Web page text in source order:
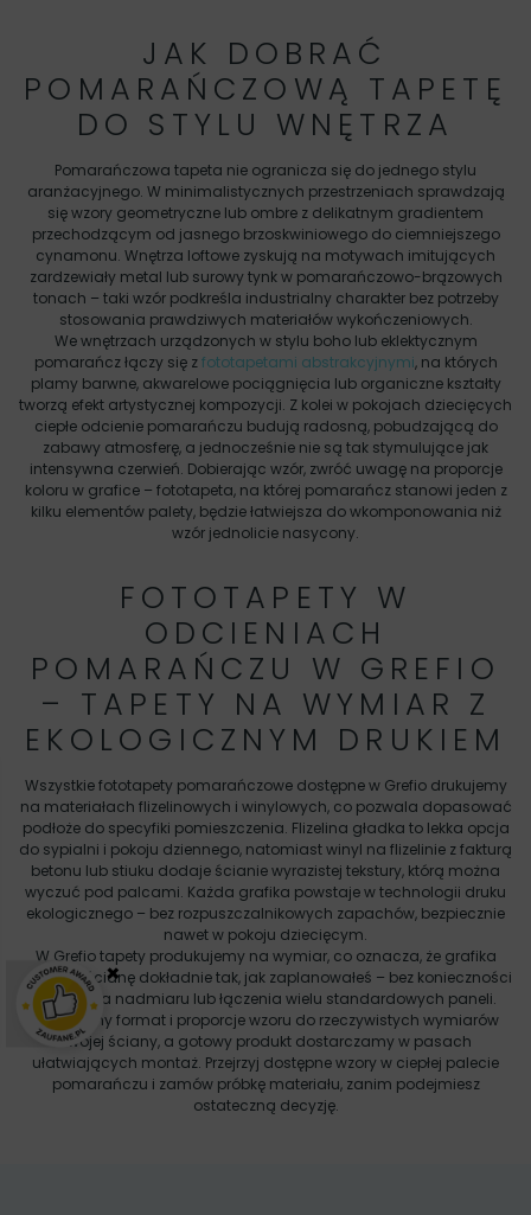
JAK DOBRAĆ
POMARAŃCZOWĄ TAPETĘ
DO STYLU WNĘTRZA
Pomarańczowa tapeta nie ogranicza się do jednego stylu
aranżacyjnego. W minimalistycznych przestrzeniach sprawdzają
się wzory geometryczne lub ombre z delikatnym gradientem
przechodzącym od jasnego brzoskwiniowego do ciemniejszego
cynamonu. Wnętrza loftowe zyskują na motywach imitujących
zardzewiały metal lub surowy tynk w pomarańczowo-brązowych
tonach – taki wzór podkreśla industrialny charakter bez potrzeby
stosowania prawdziwych materiałów wykończeniowych.
We wnętrzach urządzonych w stylu boho lub eklektycznym
pomarańcz łączy się zfototapetami abstrakcyjnymi, na których
plamy barwne, akwarelowe pociągnięcia lub organiczne kształty
tworzą efekt artystycznej kompozycji. Z kolei w pokojach dziecięcych
ciepłe odcienie pomarańczu budują radosną, pobudzającą do
zabawy atmosferę, a jednocześnie nie są tak stymulujące jak
intensywna czerwień. Dobierając wzór, zwróć uwagę na proporcje
koloru w grafice – fototapeta, na której pomarańcz stanowi jeden z
kilku elementów palety, będzie łatwiejsza do wkomponowania niż
wzór jednolicie nasycony.
FOTOTAPETY W
ODCIENIACH
POMARAŃCZU W GREFIO
– TAPETY NA WYMIAR Z
EKOLOGICZNYM DRUKIEM
Wszystkie fototapety pomarańczowe dostępne w Grefio drukujemy
na materiałach flizelinowych i winylowych, co pozwala dopasować
podłoże do specyfiki pomieszczenia. Flizelina gładka to lekka opcja
do sypialni i pokoju dziennego, natomiast winyl na flizelinie z fakturą
betonu lub stiuku dodaje ścianie wyrazistej tekstury, którą można
wyczuć pod palcami. Każda grafika powstaje w technologii druku
ekologicznego – bez rozpuszczalnikowych zapachów, bezpiecznie
nawet w pokoju dziecięcym.
W Grefio tapety produkujemy na wymiar, co oznacza, że grafika
pokrywa ścianę dokładnie tak, jak zaplanowałeś – bez konieczności
docinania nadmiaru lub łączenia wielu standardowych paneli.
Dobieramy format i proporcje wzoru do rzeczywistych wymiarów
Twojej ściany, a gotowy produkt dostarczamy w pasach
ułatwiających montaż. Przejrzyj dostępne wzory w ciepłej palecie
pomarańczu i zamów próbkę materiału, zanim podejmiesz
ostateczną decyzję.
×